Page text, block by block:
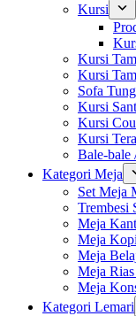
Kursi
Kursi
Kursi
Sofa
Kursi
Kursi
Kursi
Bale-bale
Kategori Meja
Set Meja
Trembesi
Meja
Meja
Meja
Meja
Meja
Kategori Lemari